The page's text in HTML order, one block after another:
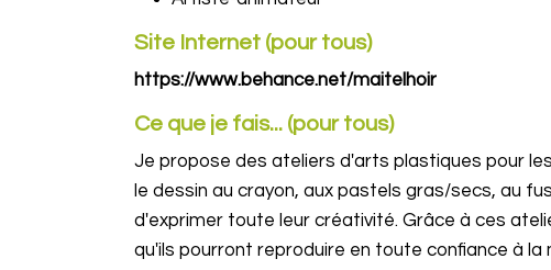
Site Internet (pour tous)
https://www.behance.net/maitelhoir
Ce que je fais... (pour tous)
Je propose des ateliers d'arts plastiques pour
le dessin au crayon, aux pastels gras/secs, au
d'exprimer toute leur créativité. Grâce à ces
qu'ils pourront reproduire en toute confiance à la